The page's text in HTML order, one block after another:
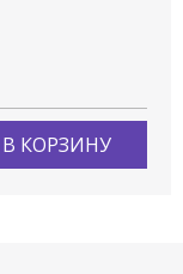
В КОРЗИНУ